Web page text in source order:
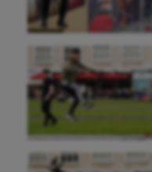
Cyclisme
Danse
Equitation
Escalade
Escrime